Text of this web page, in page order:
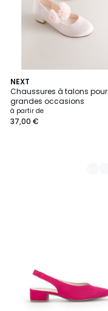
NEXT
Chaussures à talons pour
grandes occasions
à partir de
37,00 €
2
Couleurs